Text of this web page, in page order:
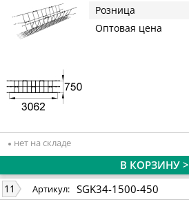
Розница
Оптовая цена
нет на складе
В КОРЗИНУ >
11 Артикул: SGK34-1500-450